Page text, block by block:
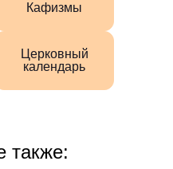
Кафизмы
Церковный
календарь
также: